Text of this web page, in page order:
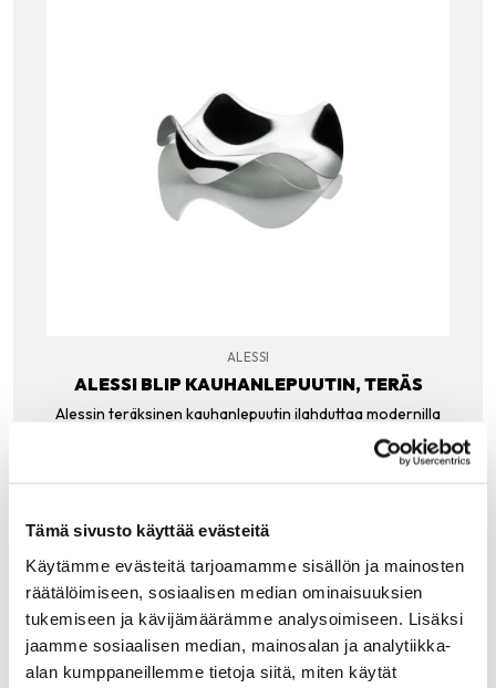
Tämä sivusto käyttää evästeitä
Käytämme evästeitä tarjoamamme sisällön ja mainosten
räätälöimiseen, sosiaalisen median ominaisuuksien
tukemiseen ja kävijämäärämme analysoimiseen. Lisäksi
jaamme sosiaalisen median, mainosalan ja analytiikka-
alan kumppaneillemme tietoja siitä, miten käytät
ALESSI
ALESSI BLIP KAUHANLEPUUTIN, TERÄS
Alessin teräksinen kauhanlepuutin ilahduttaa modernilla
muodollaan. Blip on saanut nimensä pienestä aallosta, kun
vesipisara putoaa vedenpintaan. Blipillä voi olla luovasti